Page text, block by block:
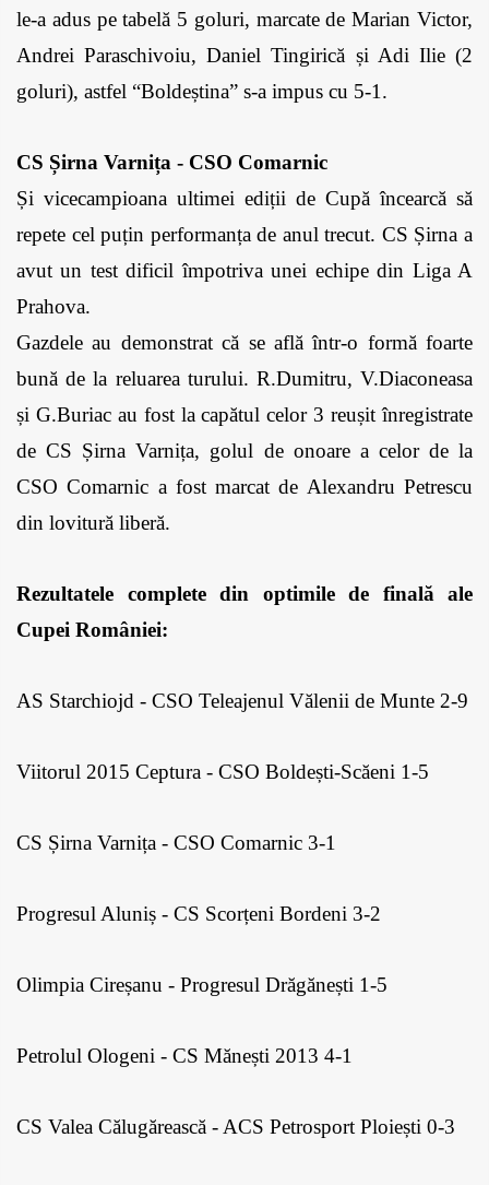
le-a adus pe tabelă 5 goluri, marcate de Marian Victor,
Andrei Paraschivoiu, Daniel Tingirică și Adi Ilie (2
goluri), astfel “Boldeștina” s-a impus cu 5-1.
CS Șirna Varnița - CSO Comarnic
Și vicecampioana ultimei ediții de Cupă încearcă să
repete cel puțin performanța de anul trecut. CS Șirna a
avut un test dificil împotriva unei echipe din Liga A
Prahova.
Gazdele au demonstrat că se află într-o formă foarte
bună de la reluarea turului. R.Dumitru, V.Diaconeasa
și G.Buriac au fost la capătul celor 3 reușit înregistrate
de CS Șirna Varnița, golul de onoare a celor de la
CSO Comarnic a fost marcat de Alexandru Petrescu
din lovitură liberă.
Rezultatele complete din optimile de finală ale
Cupei României:
AS Starchiojd - CSO Teleajenul Vălenii de Munte 2-9
Viitorul 2015 Ceptura - CSO Boldești-Scăeni 1-5
CS Șirna Varnița - CSO Comarnic 3-1
Progresul Aluniș - CS Scorțeni Bordeni 3-2
Olimpia Cireșanu - Progresul Drăgănești 1-5
Petrolul Ologeni - CS Mănești 2013 4-1
CS Valea Călugărească - ACS Petrosport Ploiești 0-3